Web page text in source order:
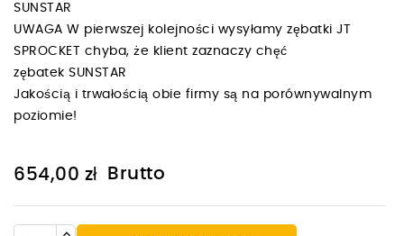
SUNSTAR
UWAGA W pierwszej kolejności wysyłamy zębatki JT
SPROCKET chyba, że klient zaznaczy chęć
zębatek SUNSTAR
Jakością i trwałością obie firmy są na porównywalnym
poziomie!
654,00 zł Brutto